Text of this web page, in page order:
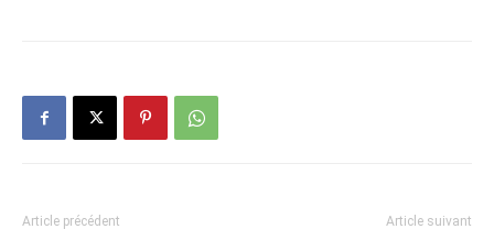
Article précédent Article suivant